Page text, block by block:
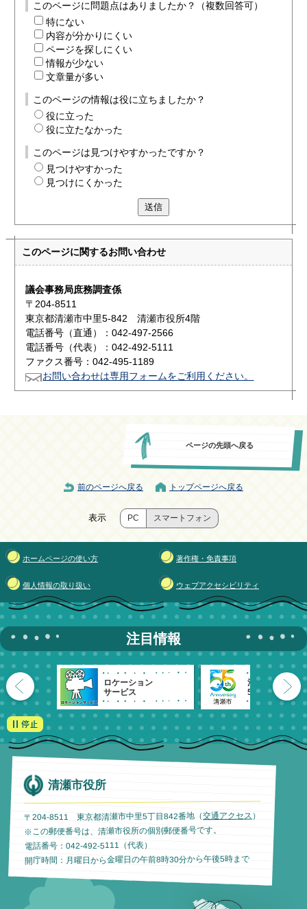
このページに問題点はありましたか？（複数回答可）
特にない
内容が分かりにくい
ページを探しにくい
情報が少ない
文章量が多い
このページの情報は役に立ちましたか？
役に立った
役に立たなかった
このページは見つけやすかったですか？
見つけやすかった
見つけにくかった
送信
このページに関するお問い合わせ
議会事務局庶務調査係
〒204-8511
東京都清瀬市中里5-842 清瀬市役所4階
電話番号（直通）：042-497-2566
電話番号（代表）：042-492-5111
ファクス番号：042-495-1189
お問い合わせは専用フォームをご利用ください。
ページの先頭へ戻る
前のページへ戻る トップページへ戻る
表示 PC スマートフォン
ホームページの使い方 著作権・免責事項
個人情報の取り扱い ウェブアクセシビリティ
注目情報
ロケーション
サービス
清瀬市
55周年記念
清瀬市役所
〒204-8511 東京都清瀬市中里5丁目842番地（交通アクセス ）
※この郵便番号は、清瀬市役所の個別郵便番号です。
電話番号：042-492-5111（代表）
開庁時間：月曜日から金曜日の午前8時30分から午後5時まで